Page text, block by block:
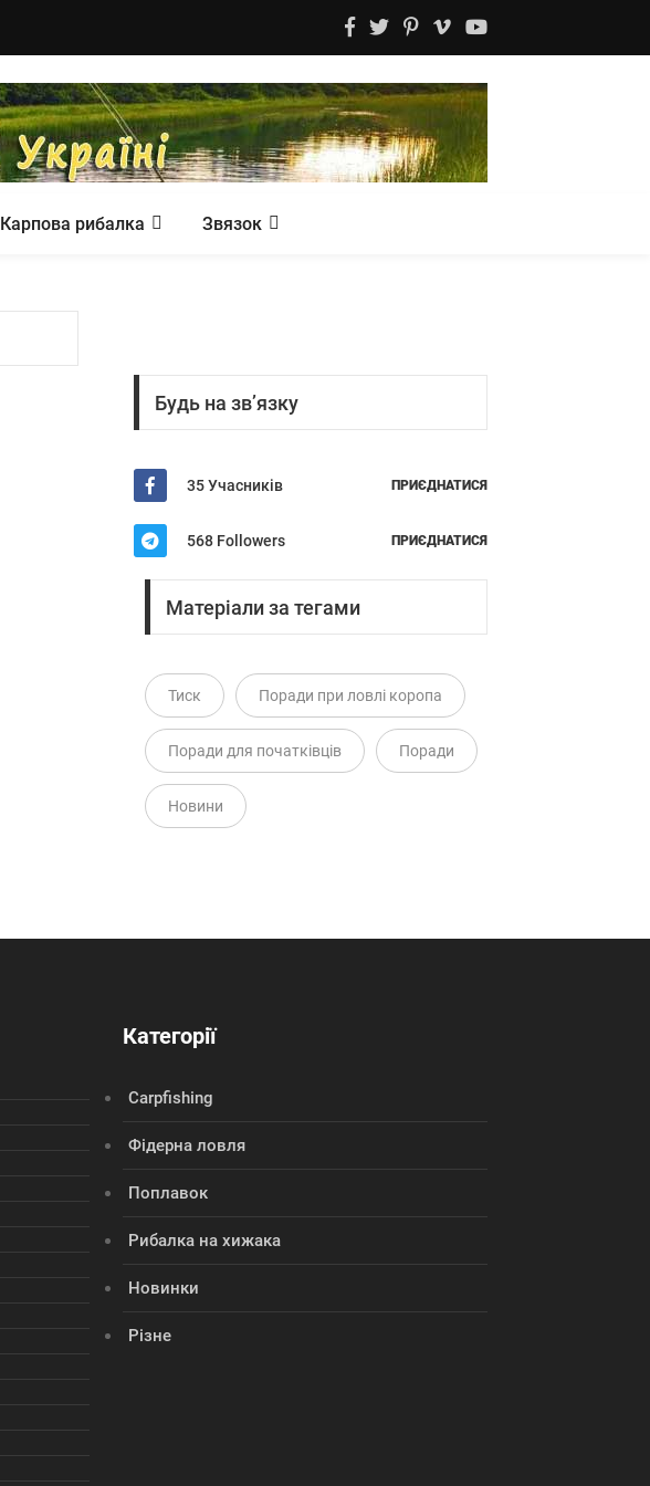
Карпова рибалка Звязок
Будь на зв’язку
35 Учасників ПРИЄДНАТИСЯ
568 Followers ПРИЄДНАТИСЯ
Матеріали за тегами
Тиск Поради при ловлі коропа
Поради для початківців Поради
Новини
Категорії
Сarpfishing
Фідерна ловля
Поплавок
Рибалка на хижака
Новинки
Різне